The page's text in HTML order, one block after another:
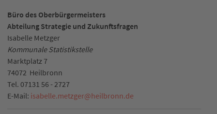
Büro des Oberbürgermeisters
Abteilung Strategie und Zukunftsfragen
Isabelle Metzger
Kommunale Statistikstelle
Marktplatz 7
74072 Heilbronn
Tel. 07131 56 - 2727
E-Mail: isabelle.metzger@heilbronn.de